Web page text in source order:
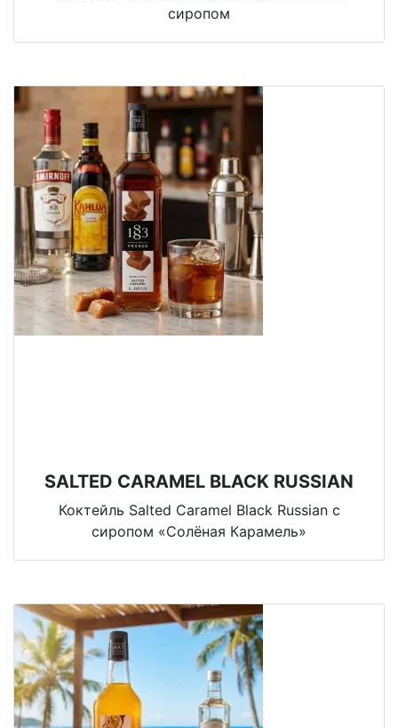
сиропом
SALTED CARAMEL BLACK RUSSIAN
Коктейль Salted Caramel Black Russian с
сиропом «Солёная Карамель»